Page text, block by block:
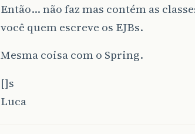
Então… não faz mas contém as
você quem escreve os EJBs.
Mesma coisa com o Spring.
[]s
Luca